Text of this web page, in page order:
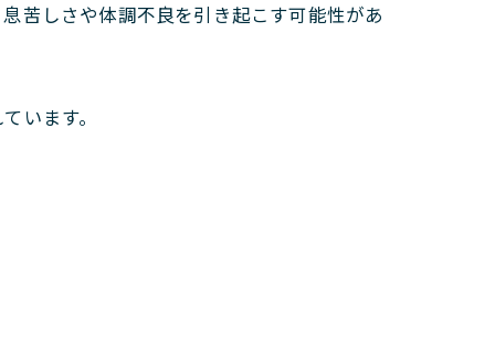
苦しさや体調不良を引き起こす可能性があ
います。